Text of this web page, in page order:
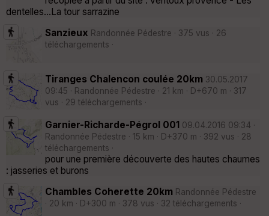
dentelles...La tour sarrazine
Sanzieux Randonnée Pédestre · 375 vus · 26
téléchargements ·
Tiranges Chalencon coulée 20km 30.05.2017
09:45 · Randonnée Pédestre · 21 km · D+670 m · 317
vus · 29 téléchargements ·
Garnier-Richarde-Pégrol 001 09.04.2016 09:34 ·
Randonnée Pédestre · 15 km · D+370 m · 392 vus · 28
téléchargements ·
pour une première découverte des hautes chaumes
: jasseries et burons
Chambles Coherette 20km Randonnée Pédestre
· 20 km · D+300 m · 378 vus · 32 téléchargements ·